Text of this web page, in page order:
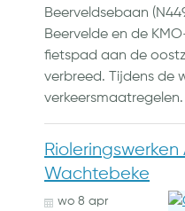
Beerveldsebaan
Beervelde en de
fietspad aan de
verbreed. Tijdens de
verkeersmaatregelen.
Wachtebeke
wo 8 apr